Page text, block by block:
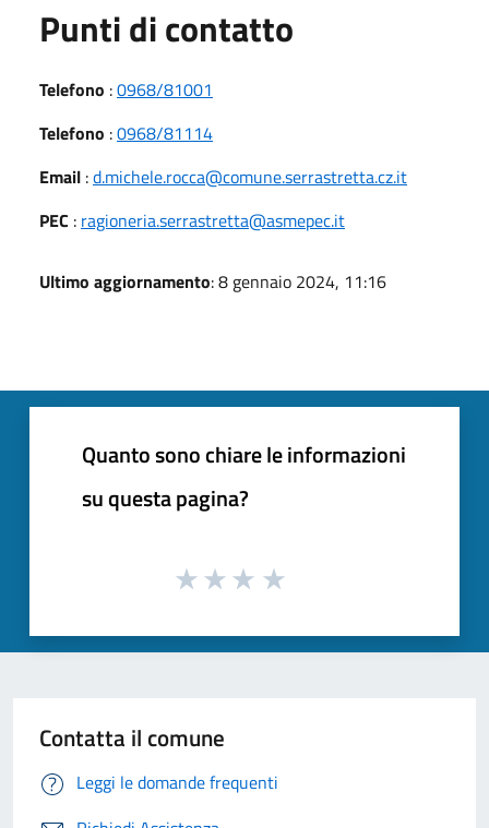
Punti di contatto
Telefono :0968/81001
Telefono :0968/81114
Email :d.michele.rocca@comune.serrastretta.cz.it
PEC : ragioneria.serrastretta@asmepec.it
Ultimo aggiornamento: 8 gennaio 2024, 11:16
Quanto sono chiare le informazioni
su questa pagina?
Contatta il comune
Leggi le domande frequenti